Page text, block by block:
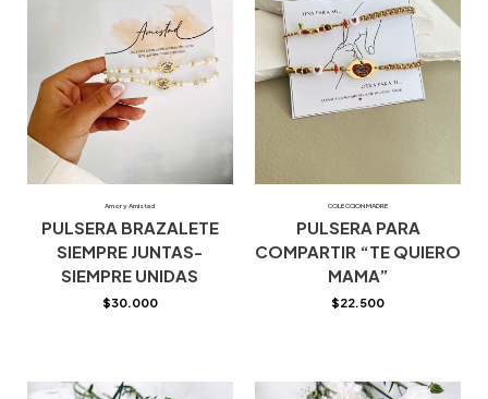
Amor y Amistad
PULSERA BRAZALETE
SIEMPRE JUNTAS-
SIEMPRE UNIDAS
$30.000
COLECCION MADRE
PULSERA PARA
COMPARTIR “TE QUIERO
MAMA”
$22.500